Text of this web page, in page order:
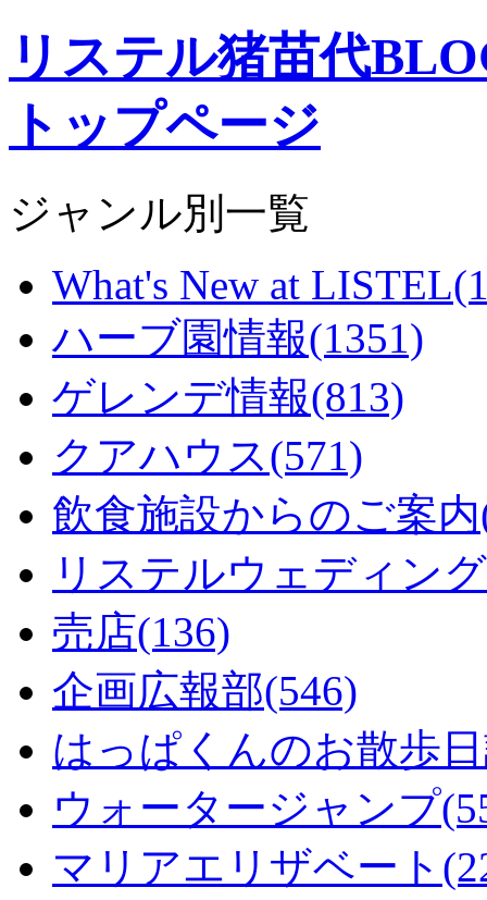
リステル猪苗代
トップページ
ジャンル別一覧
What's New at
ハーブ園情報(1351)
ゲレンデ情報(813)
クアハウス(571)
飲食施設からのご案内
リステルウェディン
売店(136)
企画広報部(546)
はっぱくんのお散歩
ウォータージャンプ
マリアエリザベート